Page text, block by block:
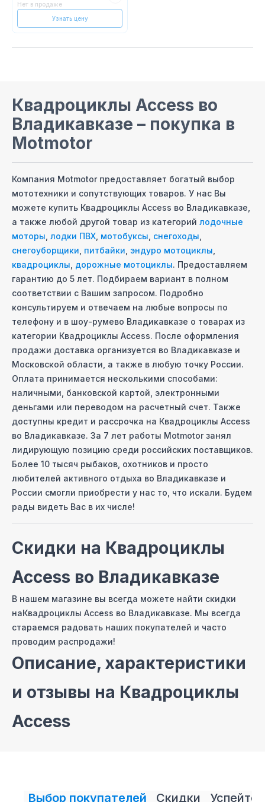
Нет в продаже
Узнать цену
Квадроциклы Access во
Владикавказе – покупка в
Motmotor
Компания Motmotor предоставляет богатый выбор
мототехники и сопутствующих товаров. У нас Вы
можете купить Квадроциклы Access во Владикавказе
а также любой другой товар из категорий лодочные
моторы лодки ПВХ мотобуксы снегоходы
снегоуборщики питбайки эндуро мотоциклы
квадроциклы дорожные мотоциклы. Предоставляем
гарантию до 5 лет. Подбираем вариант в полном
соответствии с Вашим запросом. Подробно
консультируем и отвечаем на любые вопросы по
телефону и в шоу-румево Владикавказе о товарах из
категории Квадроциклы Access. После оформления
продажи доставка организуется во Владикавказе и
Московcкой области, а также в любую точку России.
Оплата принимается несколькими способами:
наличными, банковской картой, электронными
деньгами или переводом на расчетный счет. Также
доступны кредит и рассрочка на Квадроциклы Access
во Владикавказе. За 7 лет работы Motmotor занял
лидирующую позицию среди российских поставщиков.
Более 10 тысяч рыбаков, охотников и просто
любителей активного отдыха во Владикавказе и
России смогли приобрести у нас то, что искали. Будем
рады видеть Вас в их числе!
Скидки на Квадроциклы
Access во Владикавказе
В нашем магазине вы всегда можете найти скидки
наКвадроциклы Access во Владикавказе. Мы всегда
стараемся радовать наших покупателей и часто
проводим распродажи!
Описание, характеристики
и отзывы на Квадроциклы
Access
Квадроциклы Accessи оставить свой отзыв.
Выбор покупателей Скидки Успейте